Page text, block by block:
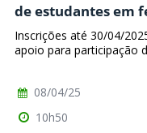
de estudantes em
Inscrições até 30/04/
apoio para participação
08/04/25
10h50